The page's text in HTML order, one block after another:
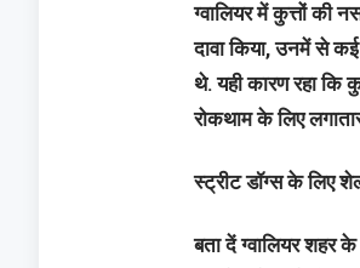
ग्वालियर में कुत्तों की
दावा किया, उनमें से
थे. यही कारण रहा कि
रोकथाम के लिए
स्ट्रीट डॉग्स के लिए
बता दें ग्वालियर शहर